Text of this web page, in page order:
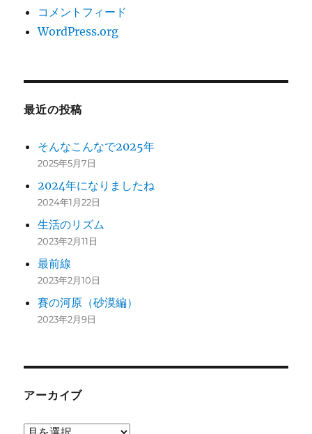
コメントフィード
WordPress.org
最近の投稿
そんなこんなで2025年
2025年5月7日
2024年になりましたね
2024年1月22日
生活のリズム
2023年2月11日
最前線
2023年2月10日
賽の河原（砂漠編）
2023年2月9日
アーカイブ
ア